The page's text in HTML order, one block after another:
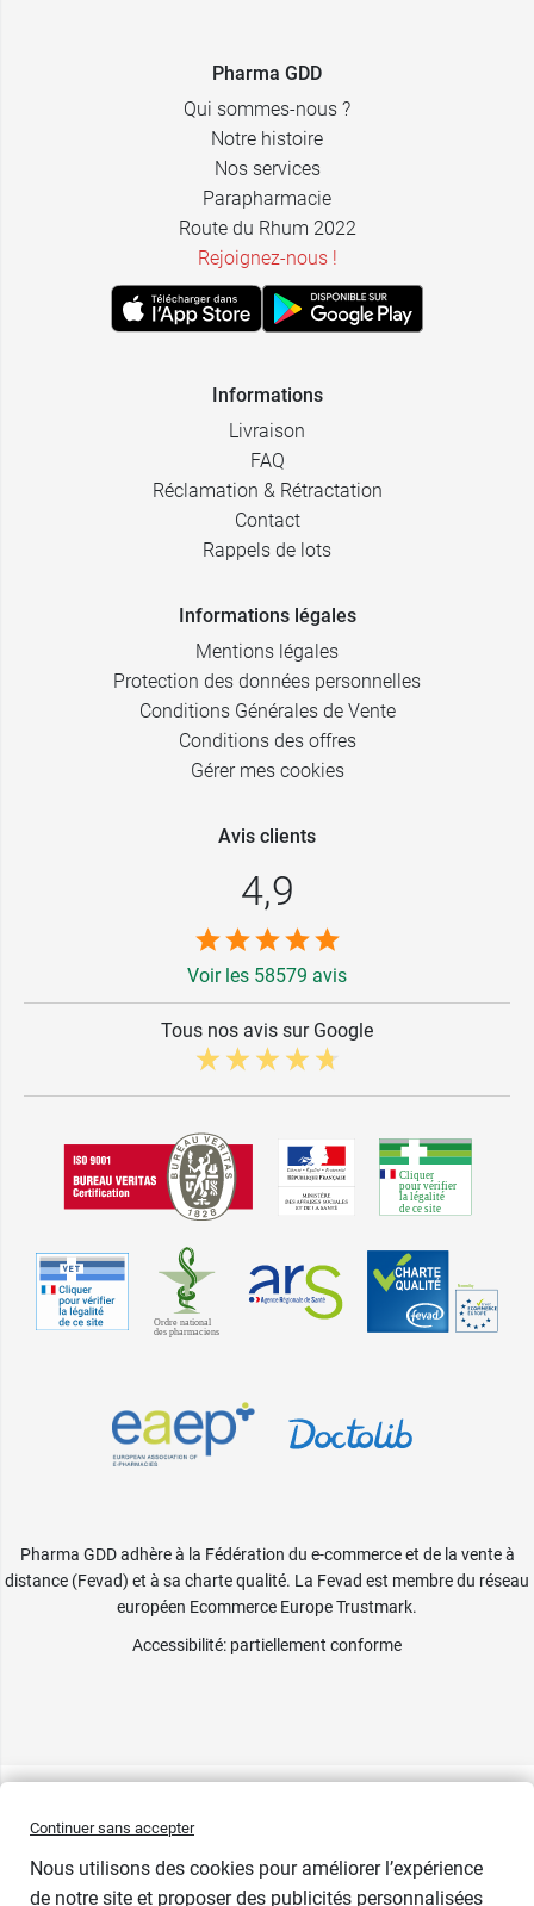
Pharma GDD
Qui sommes-nous ?
Notre histoire
Nos services
Parapharmacie
Route du Rhum 2022
Rejoignez-nous !
Informations
Livraison
FAQ
Réclamation & Rétractation
Contact
Rappels de lots
Informations légales
Mentions légales
Protection des données personnelles
Conditions Générales de Vente
Conditions des offres
Gérer mes cookies
Avis clients
4,9
Voir les 58579 avis
Tous nos avis sur Google
Pharma GDD adhère à la Fédération du e-commerce et de la vente à
distance (Fevad) et à sa charte qualité. La Fevad est membre du réseau
européen Ecommerce Europe Trustmark.
Accessibilité: partiellement conforme
Continuer sans accepter
Nous utilisons des cookies pour améliorer l’expérience
de notre site et proposer des publicités personnalisées